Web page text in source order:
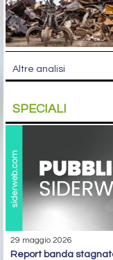
Altre analisi
SPECIALI
29 maggio 2026
report banda